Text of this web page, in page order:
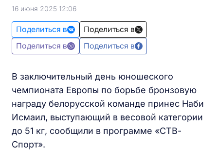
16 июня 2025 12:06
Поделиться в
Поделиться в
Поделиться в
Поделиться в
В заключительный день юношеского
чемпионата Европы по борьбе бронзовую
награду белорусской команде принес Наби
Исмаил, выступающий в весовой категории
до 51 кг, сообщили в программе «СТВ-
Спорт».